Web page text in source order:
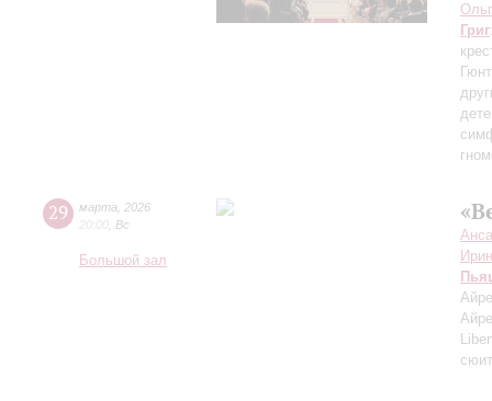
Григ
29 марта
2026
20:00 Вс
Большой зал